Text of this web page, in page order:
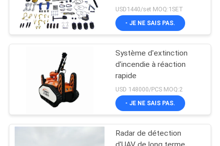
de kit pour l'explosif de
suspect de poignée
USD1440/set MOQ:1SET
- JE NE SAIS PAS.
Système d'extinction
d'incendie à réaction
rapide
USD 148000/PCS MOQ:2
- JE NE SAIS PAS.
Radar de détection